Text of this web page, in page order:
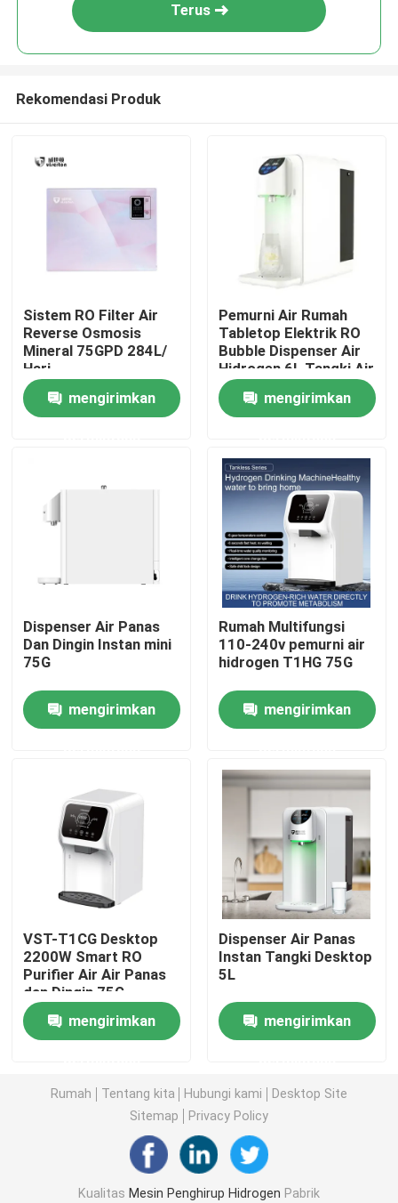
Produk
Tentang kami
Kontrol kualitas
Berita
Mesin Penghirup Hidrogen
Mesin Air Kaya Hidrogen
Penjernih Air Rumah
Dispenser Penjernih Air
Penjernih Air Undersink
Reagen uji hidrogen
Terus
Rekomendasi Produk
Sistem RO Filter Air
Reverse Osmosis
Mineral 75GPD 284L/
Hari
mengirimkan
Pemurni Air Rumah
Tabletop Elektrik RO
Bubble Dispenser Air
Hidrogen 6L Tangki Air
mengirimkan
Dispenser Air Panas
Dan Dingin Instan mini
75G
mengirimkan
Rumah Multifungsi
110-240v pemurni air
hidrogen T1HG 75G
mengirimkan
VST-T1CG Desktop
2200W Smart RO
Purifier Air Air Panas
dan Dingin 75G
Setelah Layanan Gratis
suku cadangmengirimkan
Dispenser Air Panas
Instan Tangki Desktop
5L
mengirimkan
Rumah Tentang kita Hubungi kami
Desktop Site
Sitemap
Privacy Policy
Kualitas Mesin Penghirup Hidrogen Pabrik